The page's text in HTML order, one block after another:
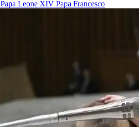
Papa Leone XIV Papa Francesco